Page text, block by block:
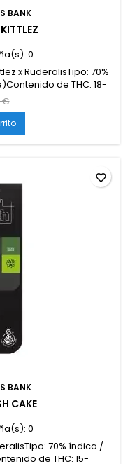
BANK
0
x RuderalisTipo: 70%
de THC: 18-
desde la
400-450
g/plantaAltura: 60-100
exteriorAromas y
e...
€
BANK
CAKE
0
70% índica /
de THC: 15-
favorite_border